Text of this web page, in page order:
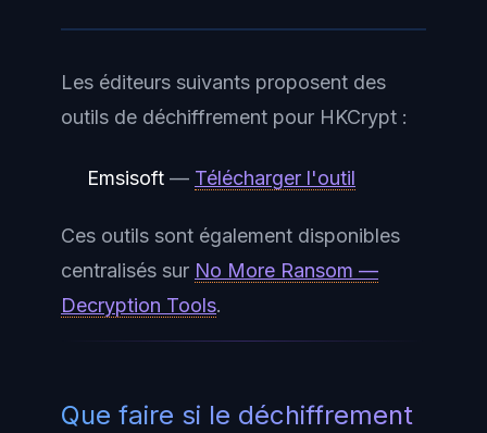
Les éditeurs suivants proposent des
outils de déchiffrement pour HKCrypt :
Emsisoft — Télécharger l'outil
Ces outils sont également disponibles
centralisés sur No More Ransom —
Decryption Tools.
Que faire si le déchiffrement